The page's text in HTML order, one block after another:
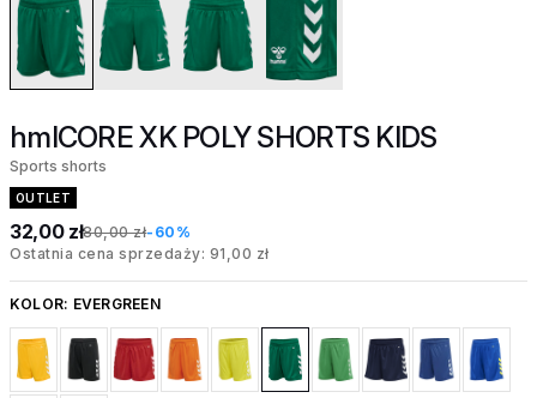
hmlCORE XK POLY SHORTS KIDS
Sports shorts
OUTLET
32,00 zł80,00 zł-60%
Ostatnia cena sprzedaży: 91,00 zł
KOLOR: EVERGREEN